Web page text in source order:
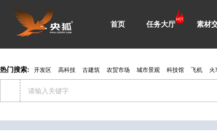
首页 任务大厅 素材
热门搜索: 开发区 高科技 古建筑 农贸市场 城市景观 科技馆 飞机 火